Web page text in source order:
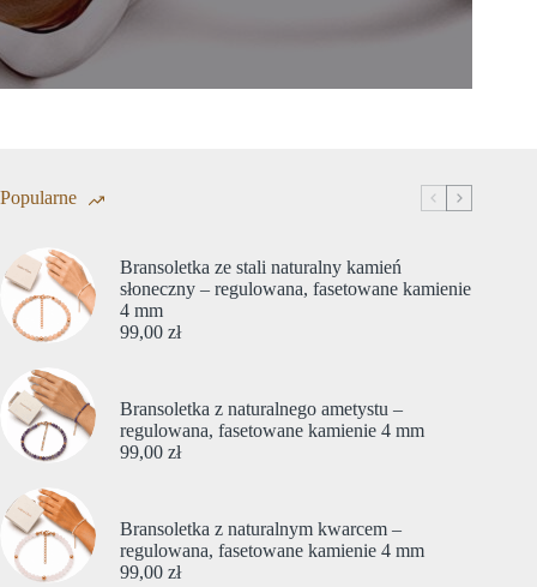
Popularne
Bransoletka ze stali naturalny kamień
słoneczny – regulowana, fasetowane kamienie
4 mm
99,00 zł
Bransoletka z naturalnego ametystu –
regulowana, fasetowane kamienie 4 mm
99,00 zł
Bransoletka z naturalnym kwarcem –
regulowana, fasetowane kamienie 4 mm
99,00 zł